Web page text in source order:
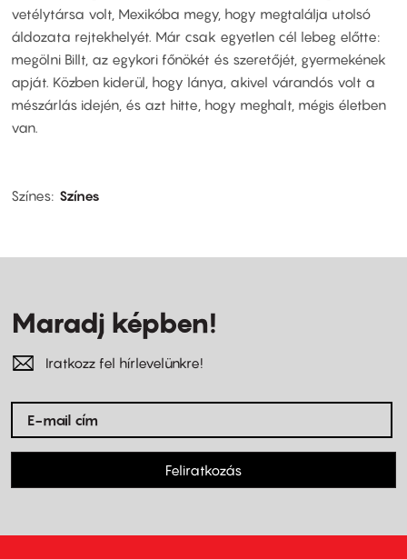
vetélytársa volt, Mexikóba megy, hogy megtalálja utolsó
áldozata rejtekhelyét. Már csak egyetlen cél lebeg előtte:
megölni Billt, az egykori főnökét és szeretőjét, gyermekének
apját. Közben kiderül, hogy lánya, akivel várandós volt a
mészárlás idején, és azt hitte, hogy meghalt, mégis életben
van.
Színes Színes
Maradj képben!
Iratkozz fel hírlevelünkre!
Feliratkozás